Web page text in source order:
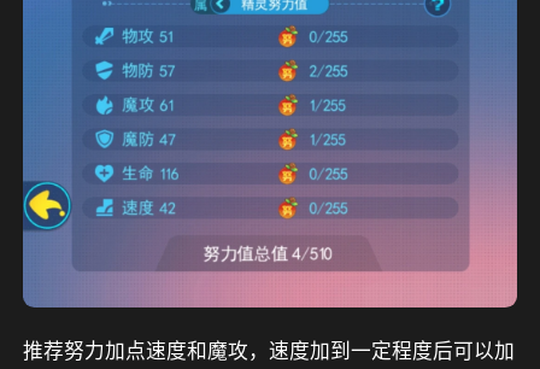
推荐努力加点速度和魔攻，速度加到一定程度后可以加